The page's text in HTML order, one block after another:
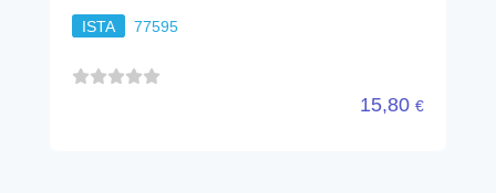
ISTA 77595
15,80 €